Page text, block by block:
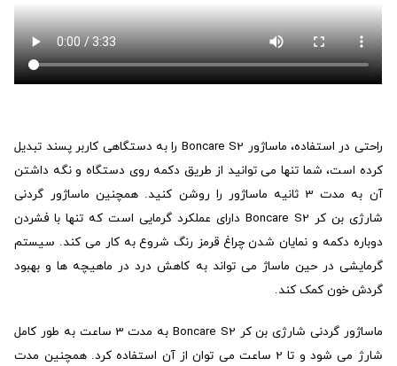
راحتی در استفاده، ماساژور Boncare S2 را به دستگاهی کاربر پسند تبدیل
کرده است، شما تنها می توانید از طریق دکمه روی دستگاه و نگه داشتن
آن به مدت 3 ثانیه ماساژور را روشن کنید. همچنین ماساژور گردنی
شارژی بن کر Boncare S2 دارای عملکرد گرمایی است که تنها با فشردن
دوباره دکمه و نمایان شدن چراغ قرمز رنگ شروع به کار می کند. سیستم
گرمایشی در حین ماساژ می تواند به کاهش درد در ماهیچه ها و بهبود
گردش خون کمک کند.
ماساژور گردنی شارژی بن کر Boncare S2 به مدت 3 ساعت به طور کامل
شارژ می شود و تا 2 ساعت می توان از آن استفاده کرد. همچنین مدت